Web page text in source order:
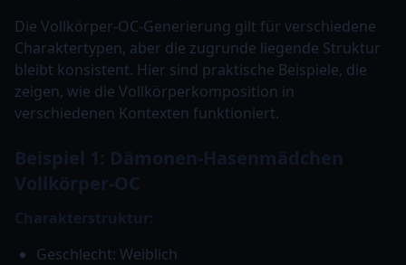
Die Vollkörper-OC-Generierung gilt für verschiedene
Charaktertypen, aber die zugrunde liegende Struktur
bleibt konsistent. Hier sind praktische Beispiele, die
zeigen, wie die Vollkörperkomposition in
verschiedenen Kontexten funktioniert.
Beispiel 1: Dämonen-Hasenmädchen
Vollkörper-OC
Charakterstruktur:
Geschlecht: Weiblich